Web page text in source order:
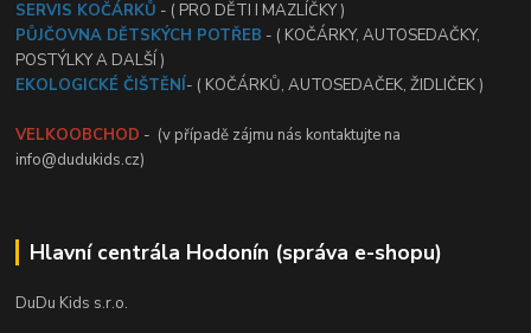
SERVIS KOČÁRKŮ - ( PRO DĚTI I MAZLÍČKY )
PŮJČOVNA DĚTSKÝCH POTŘEB - ( KOČÁRKY, AUTOSEDAČKY,
POSTÝLKY A DALŠÍ )
EKOLOGICKÉ ČIŠTĚNÍ- ( KOČÁRKŮ, AUTOSEDAČEK, ŽIDLIČEK )
VELKOOBCHOD - (v případě zájmu nás kontaktujte na
info@dudukids.cz)
Hlavní centrála Hodonín (správa e-shopu)
DuDu Kids s.r.o.